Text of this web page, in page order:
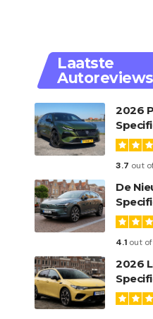
Laatste
Autoreviews
2026
3.7 out
De
4.1 out
2026